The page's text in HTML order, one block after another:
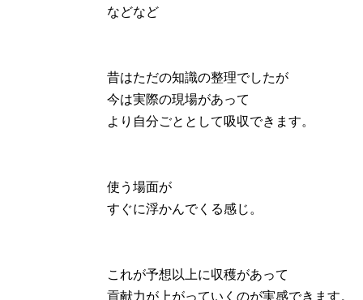
などなど
昔はただの知識の整理でしたが
今は実際の現場があって
より自分ごととして吸収できます。
使う場面が
すぐに浮かんでくる感じ。
これが予想以上に収穫があって
貢献力が上がっていくのが実感できます。